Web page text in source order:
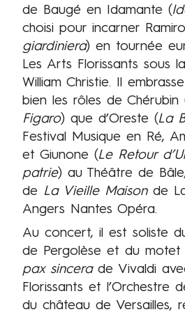
de Baugé en Idamante (
choisi pour incarner
giardiniera) en tournée
Les Arts Florissants sous
William Christie. Il
bien les rôles de Chérubin
Figaro) que d’Oreste (La
Festival Musique en Ré,
et Giunone (Le Retour
patrie) au Théâtre de
de La Vieille Maisonde
Angers Nantes Opéra.
Au concert, il est soliste
de Pergolèse et du motet
pax sincerade Vivaldi
Florissants et l’Orchestre
du château de Versailles,